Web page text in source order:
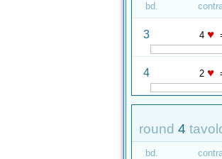
bd.
3 4 ♥
4 2 ♥
round 4
bd.